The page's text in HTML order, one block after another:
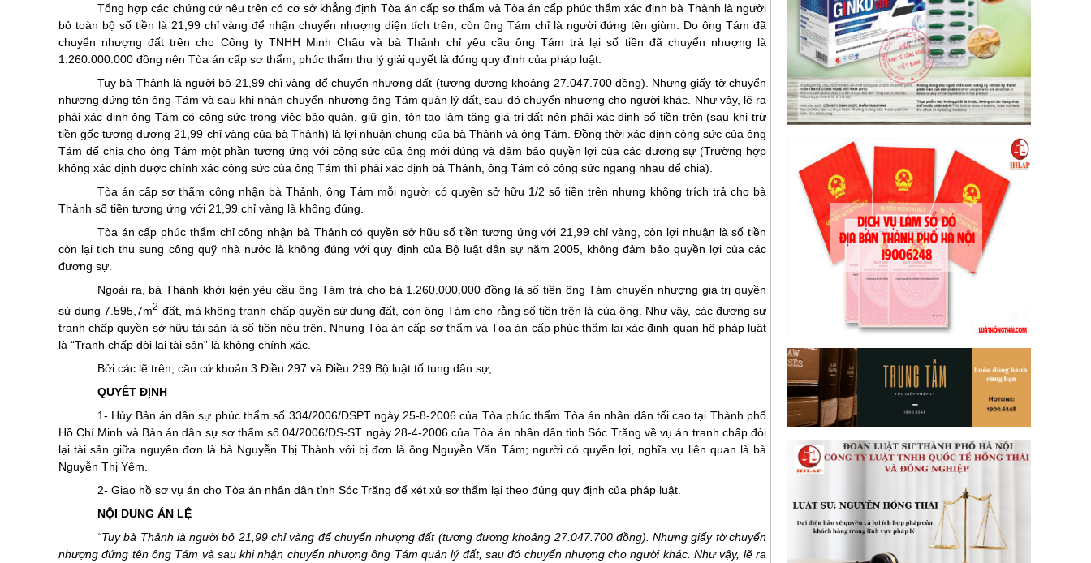
Tổng hợp các chứng cứ nêu trên có cơ sở khẳng định Tòa án cấp sơ thẩm và Tòa án cấp phúc thẩm xác định bà Thảnh là người
bỏ toàn bộ số tiền là 21,99 chỉ vàng để nhận chuyển nhượng diện tích trên, còn ông Tám chỉ là người đứng tên giùm. Do ông Tám đã
chuyển nhượng đất trên cho Công ty TNHH Minh Châu và bà Thảnh chỉ yêu cầu ông Tám trả lại số tiền đã chuyển nhượng là
1.260.000.000 đồng nên Tòa án cấp sơ thẩm, phúc thẩm thụ lý giải quyết là đúng quy định của pháp luật.
Tuy bà Thảnh là người bỏ 21,99 chỉ vàng để chuyển nhượng đất (tương đương khoảng 27.047.700 đồng). Nhưng giấy tờ chuyển
nhượng đứng tên ông Tám và sau khi nhận chuyển nhượng ông Tám quản lý đất, sau đó chuyển nhượng cho người khác. Như vậy, lẽ ra
phải xác định ông Tám có công sức trong việc bảo quản, giữ gìn, tôn tạo làm tăng giá trị đất nên phải xác định số tiền trên (sau khi trừ
tiền gốc tương đương 21,99 chỉ vàng của bà Thảnh) là lợi nhuận chung của bà Thảnh và ông Tám. Đồng thời xác định công sức của ông
Tám để chia cho ông Tám một phần tương ứng với công sức của ông mới đúng và đảm bảo quyền lợi của các đương sự (Trường hợp
không xác định được chính xác công sức của ông Tám thì phải xác định bà Thảnh, ông Tám có công sức ngang nhau để chia).
Tòa án cấp sơ thẩm công nhận bà Thảnh, ông Tám mỗi người có quyền sở hữu 1/2 số tiền trên nhưng không trích trả cho bà
Thảnh số tiền tương ứng với 21,99 chỉ vàng là không đúng.
Tòa án cấp phúc thẩm chỉ công nhận bà Thảnh có quyền sở hữu số tiền tương ứng với 21,99 chỉ vàng, còn lợi nhuận là số tiền
còn lại tịch thu sung công quỹ nhà nước là không đúng với quy định của Bộ luật dân sự năm 2005, không đảm bảo quyền lợi của các
đương sự.
Ngoài ra, bà Thảnh khởi kiện yêu cầu ông Tám trả cho bà 1.260.000.000 đồng là số tiền ông Tám chuyển nhượng giá trị quyền
sử dụng 7.595,7m2 đất, mà không tranh chấp quyền sử dụng đất, còn ông Tám cho rằng số tiền trên là của ông. Như vậy, các đương sự
tranh chấp quyền sở hữu tài sản là số tiền nêu trên. Nhưng Tòa án cấp sơ thẩm và Tòa án cấp phúc thẩm lại xác định quan hệ pháp luật
là “Tranh chấp đòi lại tài sản” là không chính xác.
Bởi các lẽ trên, căn cứ khoản 3 Điều 297 và Điều 299 Bộ luật tố tụng dân sự;
QUYẾT ĐỊNH
1- Hủy Bản án dân sự phúc thẩm số 334/2006/DSPT ngày 25-8-2006 của Tòa phúc thẩm Tòa án nhân dân tối cao tại Thành phố
Hồ Chí Minh và Bản án dân sự sơ thẩm số 04/2006/DS-ST ngày 28-4-2006 của Tòa án nhân dân tỉnh Sóc Trăng về vụ án tranh chấp đòi
lại tài sản giữa nguyên đơn là bà Nguyễn Thị Thành với bị đơn là ông Nguyễn Văn Tám; người có quyền lợi, nghĩa vụ liên quan là bà
Nguyễn Thị Yêm.
2- Giao hồ sơ vụ án cho Tòa án nhân dân tỉnh Sóc Trăng để xét xử sơ thẩm lại theo đúng quy định của pháp luật.
NỘI DUNG ÁN LỆ
“Tuy bà Thảnh là người bỏ 21,99 chỉ vàng để chuyển nhượng đất (tương đương khoảng 27.047.700 đồng). Nhưng giấy tờ chuyển
nhượng đứng tên ông Tám và sau khi nhận chuyển nhượng ông Tám quản lý đất, sau đó chuyển nhượng cho người khác. Như vậy, lẽ ra